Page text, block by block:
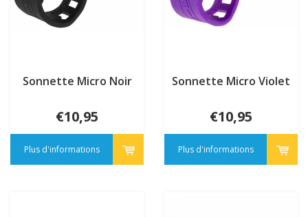
Sonnette Micro Noir
€10,95
Plus d'informations
Sonnette Micro Violet
€10,95
Plus d'informations